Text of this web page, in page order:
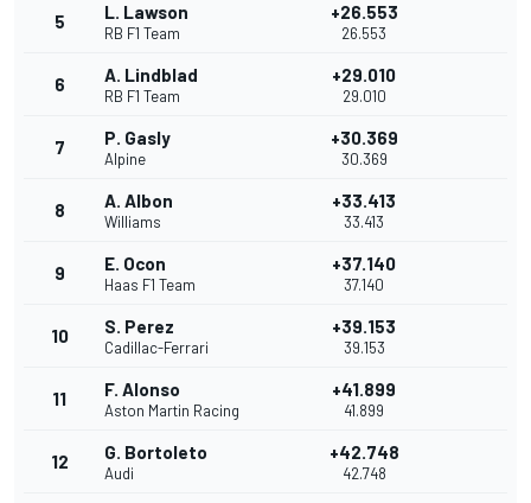
5 L. Lawson
RB F1 Team
+26.553
26.553
6 A. Lindblad
RB F1 Team
+29.010
29.010
7 P. Gasly
Alpine
+30.369
30.369
8 A. Albon
Williams
+33.413
33.413
9 E. Ocon
Haas F1 Team
+37.140
37.140
10 S. Perez
Cadillac-Ferrari
+39.153
39.153
11 F. Alonso
Aston Martin Racing
+41.899
41.899
12 G. Bortoleto
Audi
+42.748
42.748